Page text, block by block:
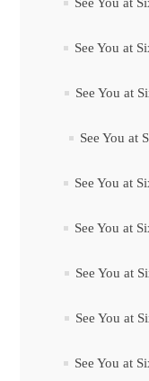
See You at
See You at
See You at
See You at
See You at
See You at
See You at
See You at